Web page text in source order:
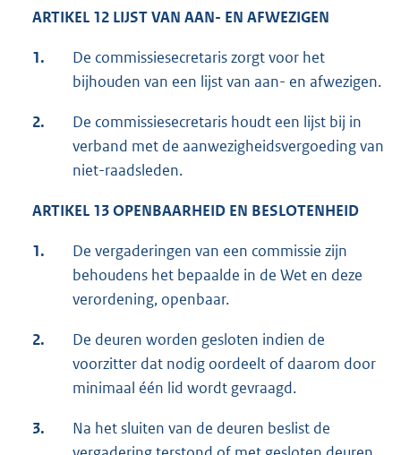
ARTIKEL 12 LIJST VAN AAN- EN AFWEZIGEN
1.
De commissiesecretaris zorgt voor het
bijhouden van een lijst van aan- en afwezigen.
2.
De commissiesecretaris houdt een lijst bij in
verband met de aanwezigheidsvergoeding van
niet-raadsleden.
ARTIKEL 13 OPENBAARHEID EN BESLOTENHEID
1.
De vergaderingen van een commissie zijn
behoudens het bepaalde in de Wet en deze
verordening, openbaar.
2.
De deuren worden gesloten indien de
voorzitter dat nodig oordeelt of daarom door
minimaal één lid wordt gevraagd.
3.
Na het sluiten van de deuren beslist de